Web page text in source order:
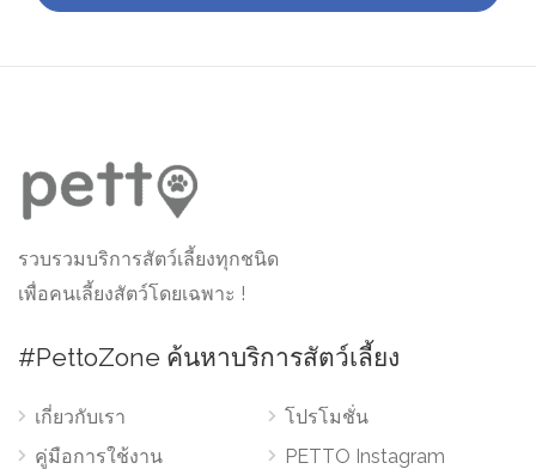
รวบรวมบริการสัตว์เลี้ยงทุกชนิด
เพื่อคนเลี้ยงสัตว์โดยเฉพาะ !
#PettoZone ค้นหาบริการสัตว์เลี้ยง
เกี่ยวกับเรา
คู่มือการใช้งาน
โปรโมชั่น
PETTO Instagram